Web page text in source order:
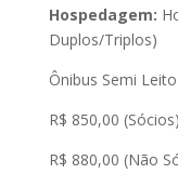
Hospedagem:
Duplos/Triplos)
Ônibus Semi
R$ 850,00 (Sócios)
R$ 880,00 (Não